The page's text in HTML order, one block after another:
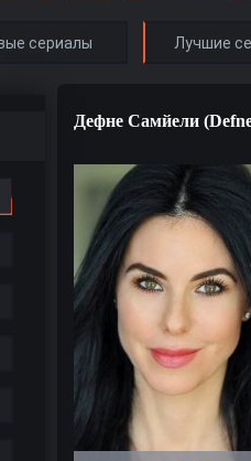
сериалы Лучшие
Дефне Самйели